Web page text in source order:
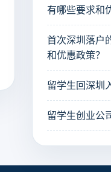
有哪些要求和
首次深圳落户
和优惠政策？
留学生回深圳
留学生创业公